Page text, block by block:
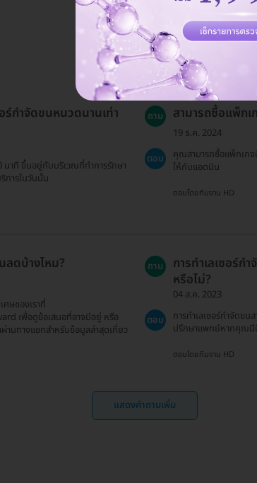
อร์กำจัดขนหนวดนานเท่า
นาที ขึ้นอยู่กับบริเวณที่ทำการรักษา
การในวันนั้น
ถาม สามารถซื้อแพ็กเ
19 ธ.ค. 2024
ตอบ
คุณสามารถซื้อแพ็กเกจ
ให้กับแอดมิน
ตอบโดยทีมงาน HD
ลดบ้างไหม?
ษของเราที่
เพื่อดูข้อเสนอที่อาจมีอยู่ หรือ
านทางแชทสำหรับข้อมูลล่าสุดเกี่ยว
ถาม
การทำเลเซอร์ก
หรือไม่?
04 ส.ค. 2023
ตอบ
การทำเลเซอร์กำจัดข
ปรึกษาแพทย์หากคุณมี
ตอบโดยทีมงาน HD
แสดงคำถามเพิ่ม